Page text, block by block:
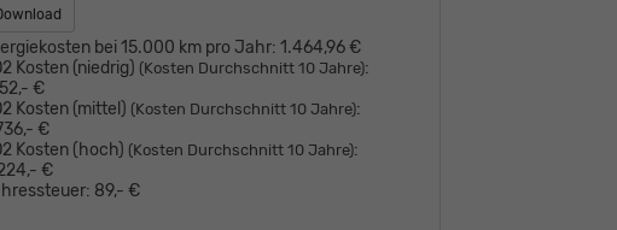
bei 15.000 km pro Jahr: 1.464,96 €
Kosten (niedrig) (Kosten Durchschnitt 10 Jahre):
€
Kosten (mittel) (Kosten Durchschnitt 10 Jahre):
€
Kosten (hoch) (Kosten Durchschnitt 10 Jahre):
€
89,- €